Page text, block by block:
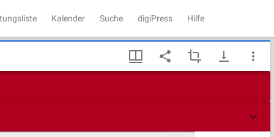
Kalender Suche digiPress Hilfe